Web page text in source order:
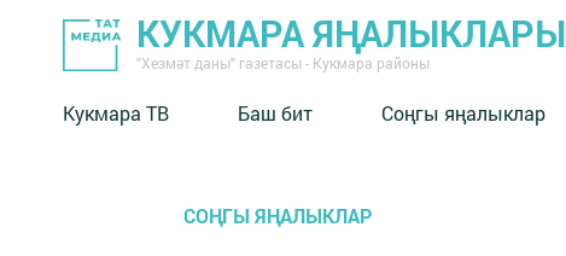
КУКМАРА ЯҢАЛЫКЛАРЫ
"Хезмәт даны" газетасы - Кукмара районы
Кукмара ТВ Баш бит Соңгы яңалыклар
СОҢГЫ ЯҢАЛЫКЛАР